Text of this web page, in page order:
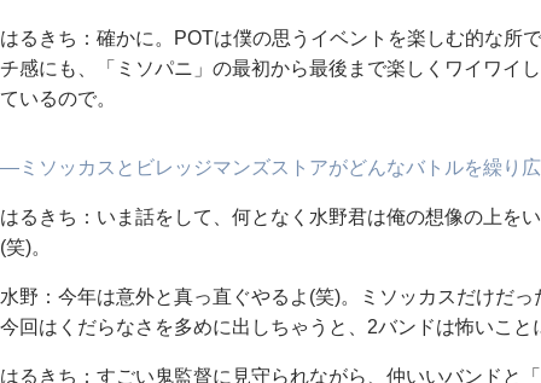
はるきち：確かに。POTは僕の思うイベントを楽しむ的な所
チ感にも、「ミソパニ」の最初から最後まで楽しくワイワイ
ているので。
―ミソッカスとビレッジマンズストアがどんなバトルを繰り
はるきち：いま話をして、何となく水野君は俺の想像の上を
(笑)。
水野：今年は意外と真っ直ぐやるよ(笑)。ミソッカスだけだ
今回はくだらなさを多めに出しちゃうと、2バンドは怖いこと
はるきち：すごい鬼監督に見守られながら、仲いいバンドと